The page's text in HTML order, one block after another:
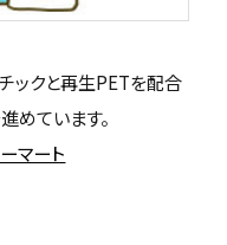
ックと再生PETを配合
めています。
マート